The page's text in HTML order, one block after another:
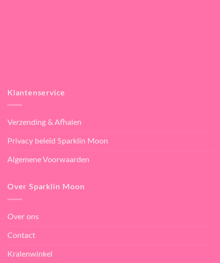
Klantenservice
Verzending & Afhalen
Privacy beleid Sparklin Moon
Algemene Voorwaarden
Over Sparklin Moon
Over ons
Contact
Kralenwinkel